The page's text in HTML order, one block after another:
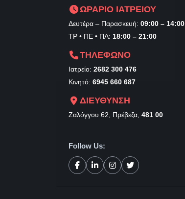
ΩΡΑΡΙΟ ΙΑΤΡΕΙΟΥ
Δευτέρα – Παρασκευή: 09:00 – 14:00
ΤΡ • ΠΕ • ΠΑ: 18:00 – 21:00
ΤΗΛΕΦΩΝΟ
Ιατρείο: 2682 300 476
Κινητό: 6945 660 687
ΔΙΕΥΘΥΝΣΗ
Ζαλόγγου 62, Πρέβεζα, 481 00
Follow Us: